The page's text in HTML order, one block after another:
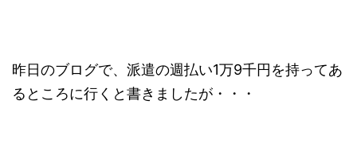
昨日のブログで、派遣の週払い1万9千円を持ってあ
るところに行くと書きましたが・・・